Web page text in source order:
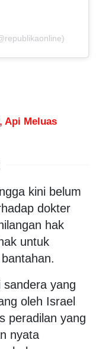
Api Meluas
kini belum
dokter
hak
untuk
sandera yang
oleh Israel
peradilan yang
nyata